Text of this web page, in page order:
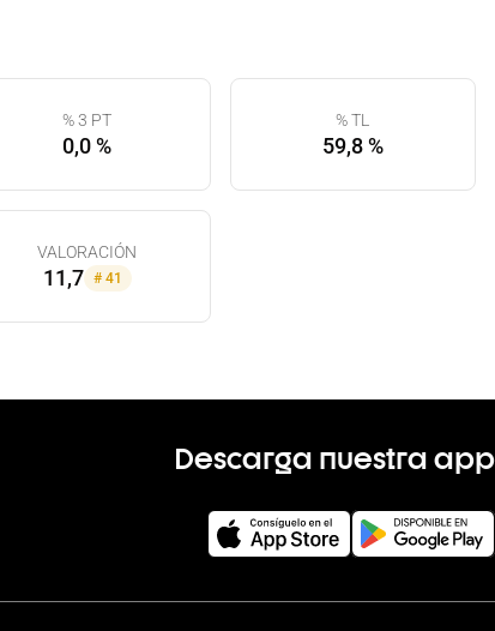
% 3 PT
0,0 %
% TL
59,8 %
VALORACIÓN
11,7 # 41
Descarga nuestra app